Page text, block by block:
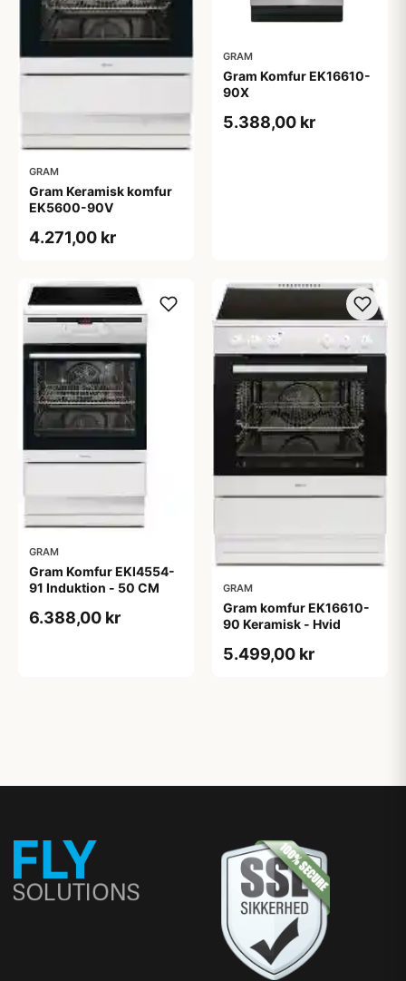
GRAM
Gram Keramisk komfur
EK5600-90V
4.271,00 kr
GRAM
Gram Komfur EK16610-
90X
5.388,00 kr
GRAM
Gram Komfur EKI4554-
91 Induktion - 50 CM
6.388,00 kr
GRAM
Gram komfur EK16610-
90 Keramisk - Hvid
5.499,00 kr